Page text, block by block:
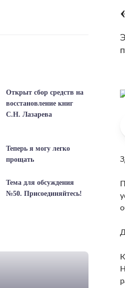
Открыт сбор средств на
восстановление книг
С.Н. Лазарева
Теперь я могу легко
прощать
Тема для обсуждения
№50. Присоединяйтесь!